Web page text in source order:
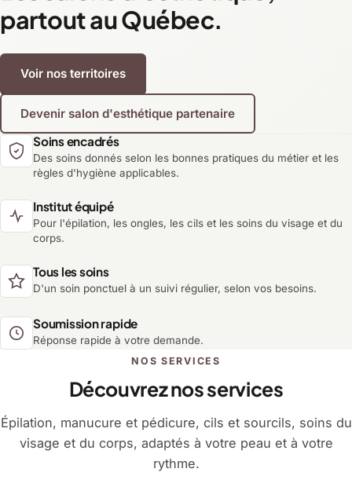
partout au Québec.
Voir nos territoires
Devenir salon d'esthétique partenaire
Soins encadrés
Des soins donnés selon les bonnes pratiques du métier et les
règles d'hygiène applicables.
Institut équipé
Pour l'épilation, les ongles, les cils et les soins du visage et du
corps.
Tous les soins
D'un soin ponctuel à un suivi régulier, selon vos besoins.
Soumission rapide
Réponse rapide à votre demande.
NOS SERVICES
Découvrez nos services
Épilation, manucure et pédicure, cils et sourcils, soins du
visage et du corps, adaptés à votre peau et à votre
rythme.